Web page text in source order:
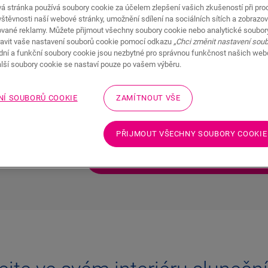
Žlutá a oranžová symbolizují
dominoval interiérovému designu s
barev, může nějakou dobu trvat, než si
žlutých a broskvových odstínů se
Quick-Step můžete vytvořit živý,
POHRAJTE SI SE
stránka používá soubory cookie za účelem zlepšení vašich zkušeností při
naší webové stránky, umožnění sdílení na sociálních sítích a
reklamy. Můžete přijmout všechny soubory cookie nebo analytické
vaše nastavení souborů cookie pomocí odkazu „Chci změnit nastavení
a funkční soubory cookie jsou nezbytné pro správnou funkčnost našich
soubory cookie se nastaví pouze po vašem výběru.
SOUBORŮ COOKIE ZAMÍTNOUT VŠE
PŘIJMOUT VŠECHNY SOUBORY COOKIE